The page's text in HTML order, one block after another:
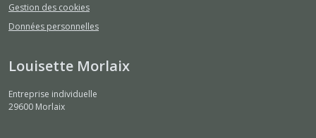
Gestion des cookies
Données personnelles
Louisette Morlaix
Entreprise individuelle
29600 Morlaix